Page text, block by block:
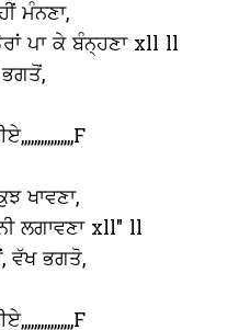
ਮੰਨਣਾ,
ਪਾ ਕੇ ਬੰਨ੍ਹਣਾ xll ll
ਖਾਵਣਾ,
ਲਗਾਵਣਾ xll" ll
ਵੱਖ ਭਗਤੋ,